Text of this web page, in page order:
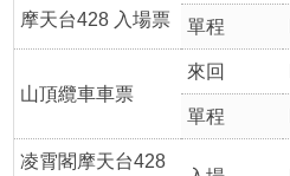
摩天台428 入場票
單程
山頂纜車車票
來回
單程
凌霄閣摩天台428